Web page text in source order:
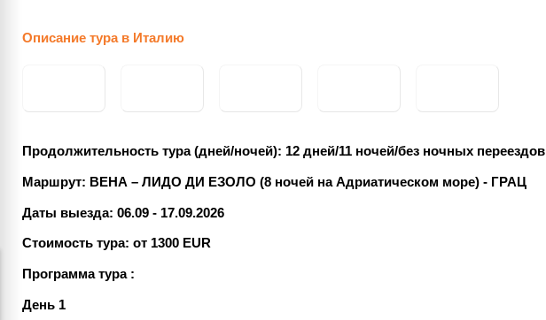
Описание тура в Италию
Продолжительность тура (дней/ночей): 12 дней/11 ночей/без ночных переездов
Маршрут: ВЕНА – ЛИДО ДИ ЕЗОЛО (8 ночей на Адриатическом море) - ГРАЦ
Даты выезда: 06.09 - 17.09.2026
Стоимость тура: от 1300 EUR
Программа тура :
День 1